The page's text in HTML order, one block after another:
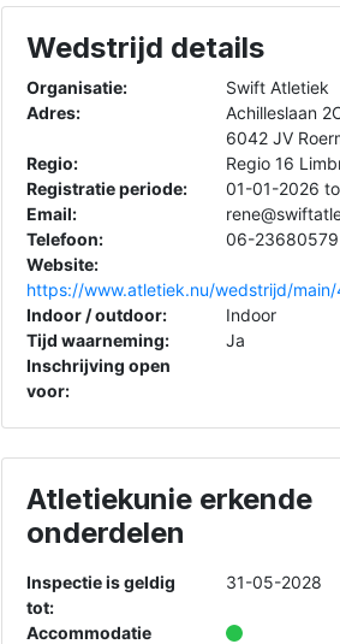
Wedstrijd details
Organisatie:
Swift Atletiek
Adres:
Achilleslaan
6042 JV
Regio:
Regio 16
Registratie periode:
01-01-2026
Email:
Telefoon:
06-23680579
Website:
https://www.atletiek.nu/wedstrijd/
Indoor / outdoor:
Indoor
Tijd waarneming:
Ja
Inschrijving open
voor:
Atletiekunie erkende
onderdelen
Inspectie is geldig
tot:
31-05-2028
Accommodatie